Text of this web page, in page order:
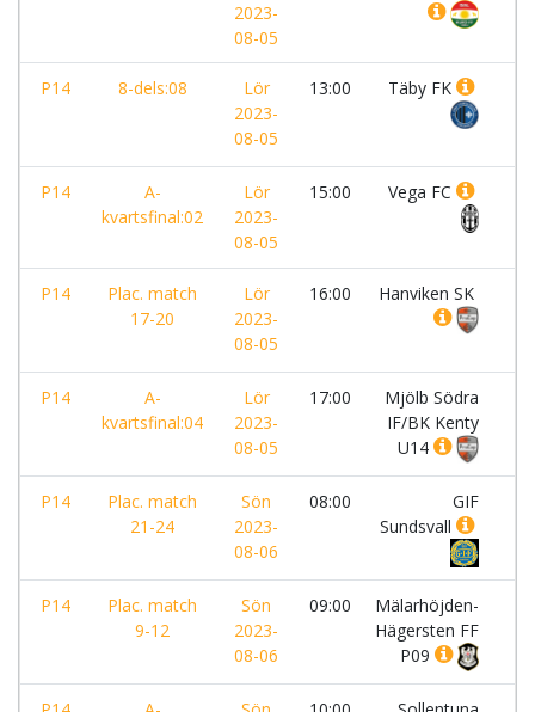
2023-
08-05
P14 8-dels:08
Lör
2023-
08-05
13:00 Täby FK
P14
A-
kvartsfinal:02
Lör
2023-
08-05
15:00 Vega FC
P14
Plac. match
17-20
Lör
2023-
08-05
16:00 Hanviken SK
P14
A-
kvartsfinal:04
Lör
2023-
08-05
17:00
Mjölb Södra
IF/BK Kenty
U14
P14
Plac. match
21-24
Sön
2023-
08-06
08:00
GIF
Sundsvall
P14
Plac. match
9-12
Sön
2023-
08-06
09:00
Mälarhöjden-
Hägersten FF
P09